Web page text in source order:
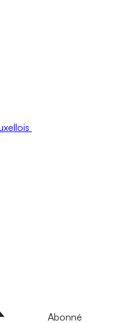
Abonné